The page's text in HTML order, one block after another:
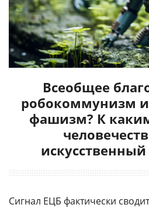
Всеобщее
робокоммунизм
фашизм? К
Сигнал ЕЦБ фактически